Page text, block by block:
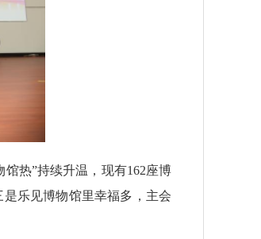
热”持续升温，现有162座博
乐见博物馆里幸福多，主会